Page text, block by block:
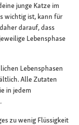
junge Katze im
wichtig ist, kann für
darauf, dass
Lebensphase
Lebensphasen
Alle Zutaten
in jedem
zu wenig Flüssigkeit